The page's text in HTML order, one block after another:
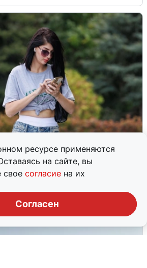
ресурсе применяются
на сайте, вы
свое согласие на их
Согласен
остались без